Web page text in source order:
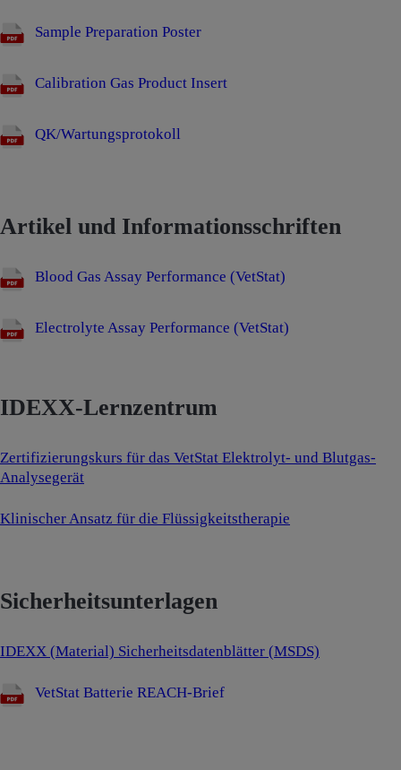
Sample Preparation Poster
Calibration Gas Product Insert
QK/Wartungsprotokoll
Artikel und Informationsschriften
Blood Gas Assay Performance (VetStat)
Electrolyte Assay Performance (VetStat)
IDEXX-Lernzentrum
Zertifizierungskurs für das VetStat Elektrolyt- und Blutgas-
Analysegerät
Klinischer Ansatz für die Flüssigkeitstherapie
Sicherheitsunterlagen
IDEXX (Material) Sicherheitsdatenblätter (MSDS)
VetStat Batterie REACH-Brief